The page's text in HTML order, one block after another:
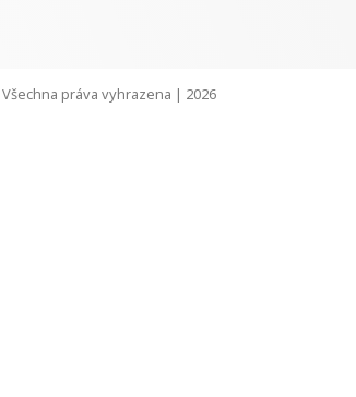
Všechna práva vyhrazena | 2026